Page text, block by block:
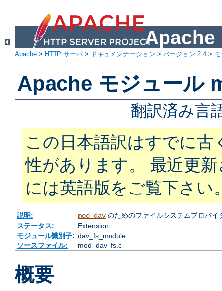
Apache
Apache > HTTP サーバ> ドキュメンテーション > バージョン 2.4 >
Apache モジュール
翻訳済み言
この日本語訳はすでに古
性があります。 最近更
には英語版をご覧下さい
説明: mod_davのためのファイルシステムプロバイ
ステータス:
Extension
モジュール識別子: dav_fs_module
ソースファイル:
mod_dav_fs.c
概要